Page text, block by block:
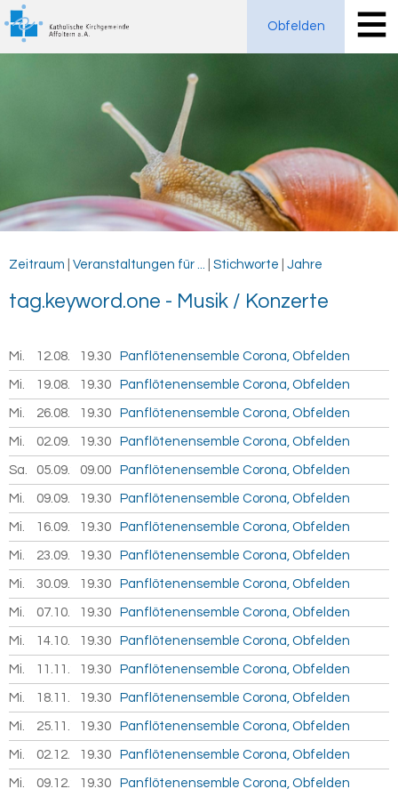
Obfelden
Zeitraum Veranstaltungen für ... Stichworte Jahre
tag.key­word.one - Musik / Kon­zer­te
Mi. 12.08. 2026
19.30 Panflötenensemble Corona, Obfelden
Mi. 19.08. 2026
19.30 Panflötenensemble Corona, Obfelden
Mi. 26.08. 2026
19.30 Panflötenensemble Corona, Obfelden
Mi. 02.09. 2026
19.30 Panflötenensemble Corona, Obfelden
Sa. 05.09. 2026
09.00 Panflötenensemble Corona, Obfelden
Mi. 09.09. 2026
19.30 Panflötenensemble Corona, Obfelden
Mi. 16.09. 2026
19.30 Panflötenensemble Corona, Obfelden
Mi. 23.09. 2026
19.30 Panflötenensemble Corona, Obfelden
Mi. 30.09. 2026
19.30 Panflötenensemble Corona, Obfelden
Mi. 07.10. 2026
19.30 Panflötenensemble Corona, Obfelden
Mi. 14.10. 2026
19.30 Panflötenensemble Corona, Obfelden
Mi. 11.11. 2026
19.30 Panflötenensemble Corona, Obfelden
Mi. 18.11. 2026
19.30 Panflötenensemble Corona, Obfelden
Mi. 25.11. 2026
19.30 Panflötenensemble Corona, Obfelden
Mi. 02.12. 2026
19.30 Panflötenensemble Corona, Obfelden
Mi. 09.12. 2026
19.30 Panflötenensemble Corona, Obfelden